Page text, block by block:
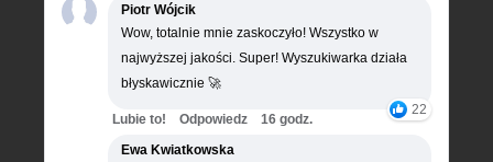
Piotr Wójcik
Wow, totalnie mnie zaskoczyło! Wszystko w
najwyższej jakości. Super! Wyszukiwarka działa
błyskawicznie 🚀
22
Lubie to! Odpowiedz
16 godz.
Ewa Kwiatkowska